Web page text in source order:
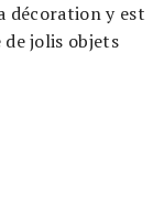
décoration y est
jolis objets